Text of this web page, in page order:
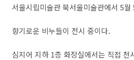
서울시립미술관 북서울미술관에서 5월
향기로운 비누들이 전시 중이다.
심지어 지하 1층 화장실에서는 직접 천